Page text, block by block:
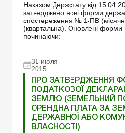
Наказом Держстату від
затверджено нові форми
спостереження № 1-ПВ
(квартальна). Оновлені форми
починаючи:
31 июля
2015
ПРО ЗАТВЕРДЖЕННЯ
ПОДАТКОВОЇ
ЗЕМЛЮ (ЗЕМЕЛЬНИЙ
ОРЕНДНА ПЛАТА ЗА
ДЕРЖАВНОЇ АБО
ВЛАСНОСТІ)